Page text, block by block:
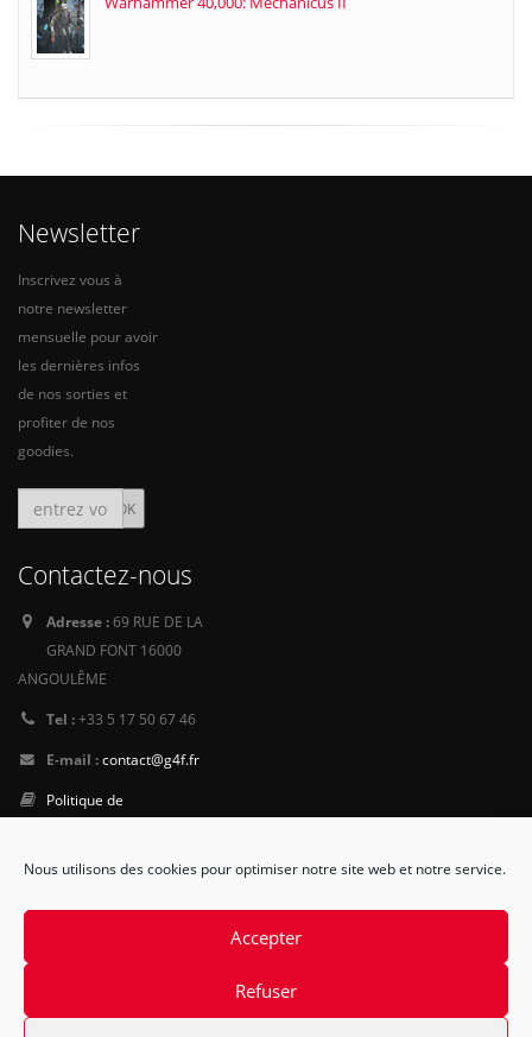
Nous utilisons des cookies pour optimiser notre site web et notre service.
Accepter
Refuser
Newsletter
Inscrivez vous à
notre newsletter
mensuelle pour avoir
les dernières infos
de nos sorties et
profiter de nos
goodies.
Contactez-nous
Adresse :69 RUE DE LA
GRAND FONT 16000
ANGOULÊME
Tel :+33 5 17 50 67 46
E-mail :contact@g4f.fr
Politique de
nous